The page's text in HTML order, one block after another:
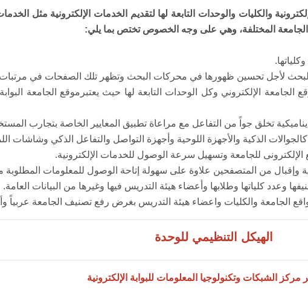
والكليات والوحدات التابعة لها لتقديم الخدمات الإلكترونية مثل
المختلفة، وهي على وجه الخصوص تختص بما يلي:
الجامعة الإلكتروني وكل الوحدات التابعة لها حيث يعتبرموقع الجامعة
الهيكل التنظيمي للوحدة
مركز الشبكات وتكنولوجيا المعلومات للبوابة الإلكترونية